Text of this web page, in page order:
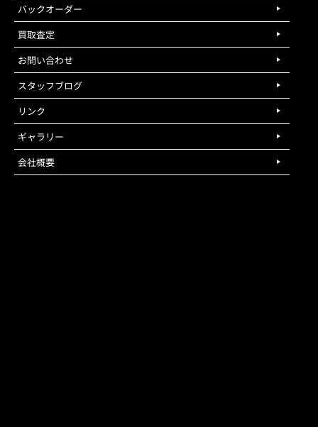
バックオーダー
買取査定
お問い合わせ
スタッフブログ
リンク
ギャラリー
会社概要